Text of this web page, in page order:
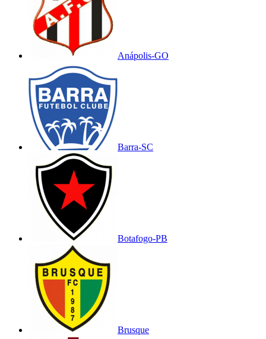
Anápolis-GO
Barra-SC
Botafogo-PB
Brusque